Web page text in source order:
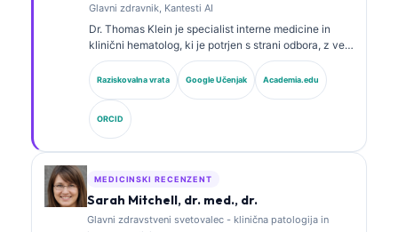
Glavni zdravnik, Kantesti AI
Dr. Thomas Klein je specialist interne medicine in
klinični hematolog, ki je potrjen s strani odbora, z več
kot 15 leti izkušenj na področju laboratorijske
medicine in z analizo kliničnih podatkov s pomočjo
umetne inteligence. Kot glavni medicinski direktor pri
Kantesti AI zagotavlja klinični nadzor nad medicinsko
točnostjo lastniškega nevronskega omrežja. Dr. Klein
je obsežno objavljal na področju interpretacije
biomarkerjev in laboratorijske diagnostike na temo
Raziskovalna vrata Google Učenjak Academia.edu
ORCID
MEDICINSKI RECENZENT
Sarah Mitchell, dr. med., dr.
Glavni zdravstveni svetovalec - klinična patologija in